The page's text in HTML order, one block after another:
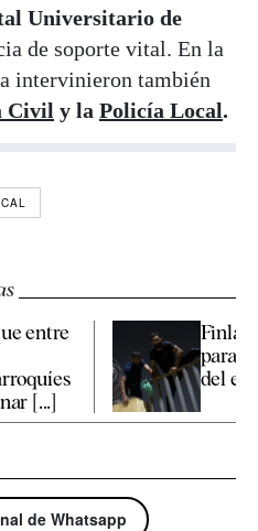
Universitario de
de soporte vital. En la
intervinieron también
Civil y la Policía Local.
entre
[...]
para
del
de Whatsapp